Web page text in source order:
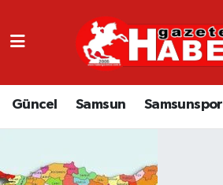
Güncel Samsun Samsunspor
GÜNCEL
SAMSUN
EKONOMİ